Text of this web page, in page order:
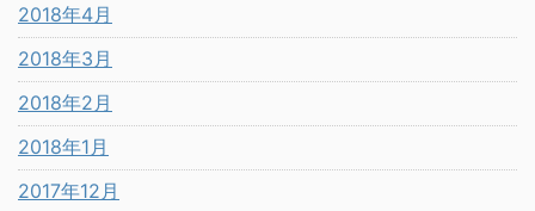
2018年4月
2018年3月
2018年2月
2018年1月
2017年12月